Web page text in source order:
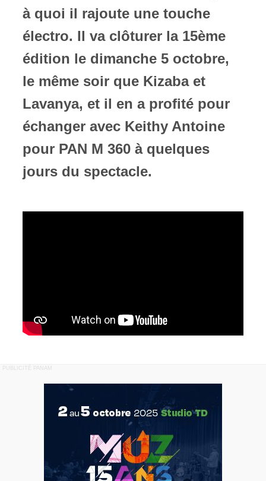
à quoi il rajoute une touche
électro. Il va clôturer la 15ème
édition le dimanche 5 octobre,
le même soir que Kizaba et
Lavanya, et il en a profité pour
échanger avec Keithy Antoine
pour PAN M 360 à quelques
jours du spectacle.
PUBLICITÉ PANAM